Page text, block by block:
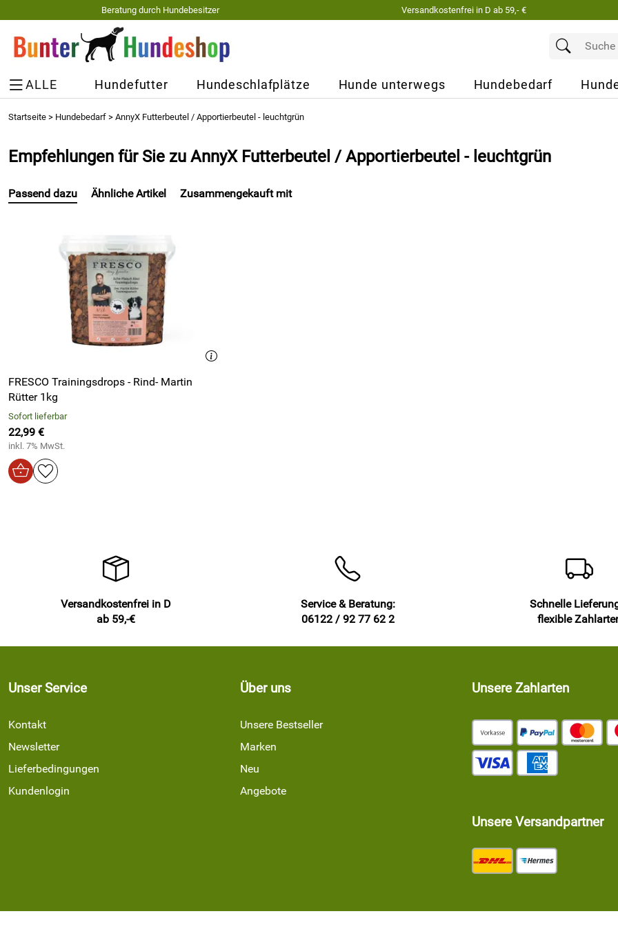
Beratung durch Hundebesitzer Versandkostenfrei in D ab 59,- €
ALLE Hundefutter Hundeschlafplätze Hunde unterwegs Hundebedarf
Startseite > Hundebedarf > AnnyX Futterbeutel / Apportierbeutel - leuchtgrün
Empfehlungen für Sie zu AnnyX Futterbeutel / Apportierbeutel - leuchtgrün
Passend dazu
FRESCO Trainingsdrops - Rind- Martin
Rütter 1kg
Sofort lieferbar
22,99 €
inkl. 7% MwSt.
Ähnliche Artikel Zusammengekauft mit
Versandkostenfrei in D
ab 59,-€
Service & Beratung:
06122 / 92 77 62 2
Schnelle
flexible
Unser Service
Kontakt
Newsletter
Lieferbedingungen
Kundenlogin
Über uns
Unsere Bestseller
Marken
Neu
Angebote
Unsere Zahlarten
Unsere Versandpartner